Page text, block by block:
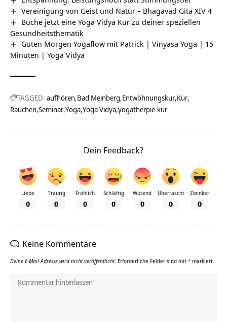
Vereinigung von Geist und Natur – Bhagavad Gita XIV 4
Buche jetzt eine Yoga Vidya Kur zu deiner speziellen
Gesundheitsthematik
Guten Morgen Yogaflow mit Patrick | Vinyasa Yoga | 15
Minuten | Yoga Vidya
TAGGED: aufhören Bad Meinberg Entwöhnungskur Kur
Rauchen Seminar Yoga Yoga Vidya yogatherpie-kur
Dein Feedback?
Liebe
0
Traurig
0
Fröhlich
0
Schläfrig
0
Wütend
0
Überrascht
0
Zwinker
0
Keine Kommentare
Deine E-Mail-Adresse wird nicht veröffentlicht. Erforderliche Felder sind mit * markiert.